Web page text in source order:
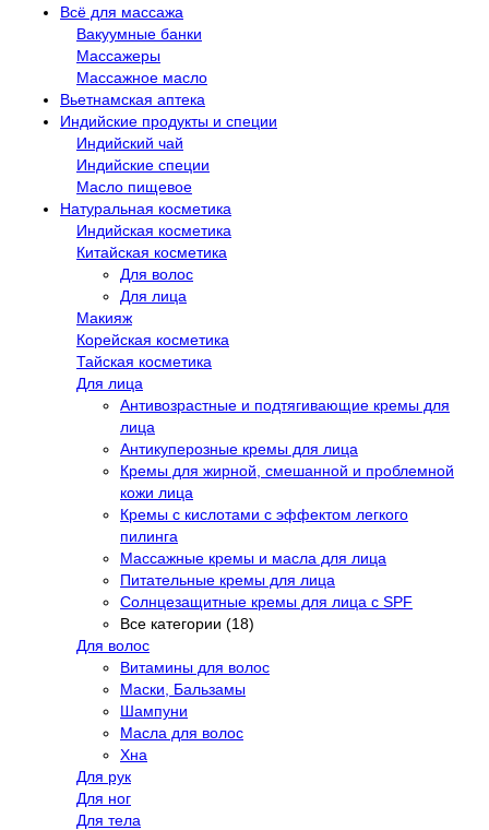
Всё для массажа
Вакуумные банки
Массажеры
Массажное масло
Вьетнамская аптека
Индийские продукты и специи
Индийский чай
Индийские специи
Масло пищевое
Натуральная косметика
Индийская косметика
Китайская косметика
Для волос
Для лица
Макияж
Корейская косметика
Тайская косметика
Для лица
Антивозрастные и подтягивающие кремы для
лица
Антикуперозные кремы для лица
Кремы для жирной, смешанной и проблемной
кожи лица
Кремы с кислотами с эффектом легкого
пилинга
Массажные кремы и масла для лица
Питательные кремы для лица
Солнцезащитные кремы для лица с SPF
Все категории (18)
Для волос
Витамины для волос
Маски, Бальзамы
Шампуни
Масла для волос
Хна
Для рук
Для ног
Для тела